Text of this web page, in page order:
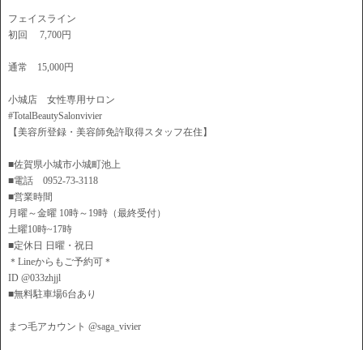
フェイスライン
初回 7,700円
通常 15,000円
小城店 女性専用サロン
#TotalBeautySalonvivier
【美容所登録・美容師免許取得スタッフ在住】
■佐賀県小城市小城町池上
■電話 0952-73-3118
■営業時間
月曜～金曜 10時～19時（最終受付）
土曜10時~17時
■定休日 日曜・祝日
＊Lineからもご予約可＊
ID @033zhjjl
■無料駐車場6台あり
まつ毛アカウント @saga_vivier